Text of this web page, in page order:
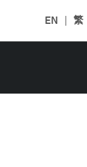
EN 繁